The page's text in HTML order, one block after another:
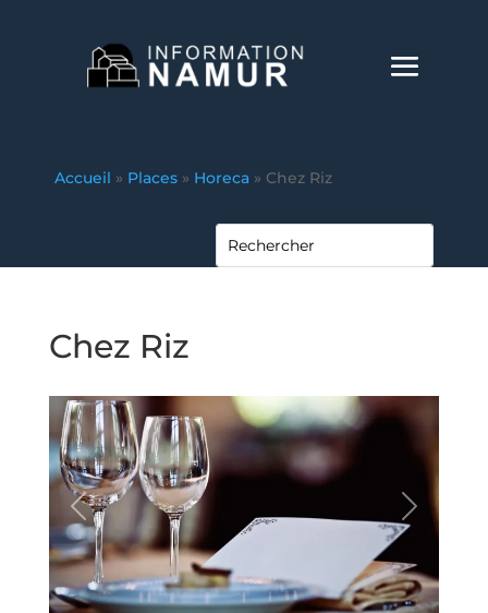
Accueil » Places » Horeca » Chez Riz
Chez Riz
Précédente Prochaine